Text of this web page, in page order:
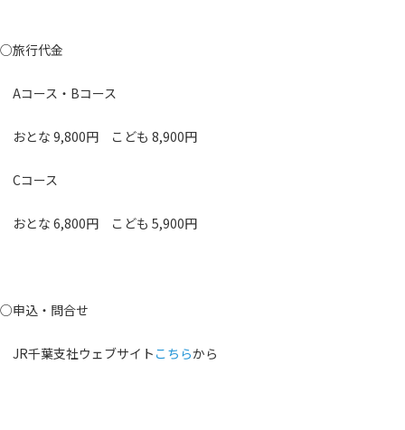
○旅行代金
Aコース・Bコース
おとな 9,800円 こども 8,900円
Cコース
おとな 6,800円 こども 5,900円
○申込・問合せ
JR千葉支社ウェブサイト こちらから